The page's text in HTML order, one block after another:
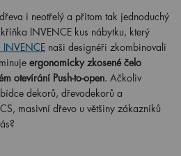
i neotřelý a přitom tak jednoduchý
INVENCE kus nábytku, který
INVENCE naši designéři zkombinovali
ergonomicky zkosené čelo
otevírání Push-to-open. Ačkoliv
dekorů, dřevodekorů a
masivní dřevo u většiny zákazníků